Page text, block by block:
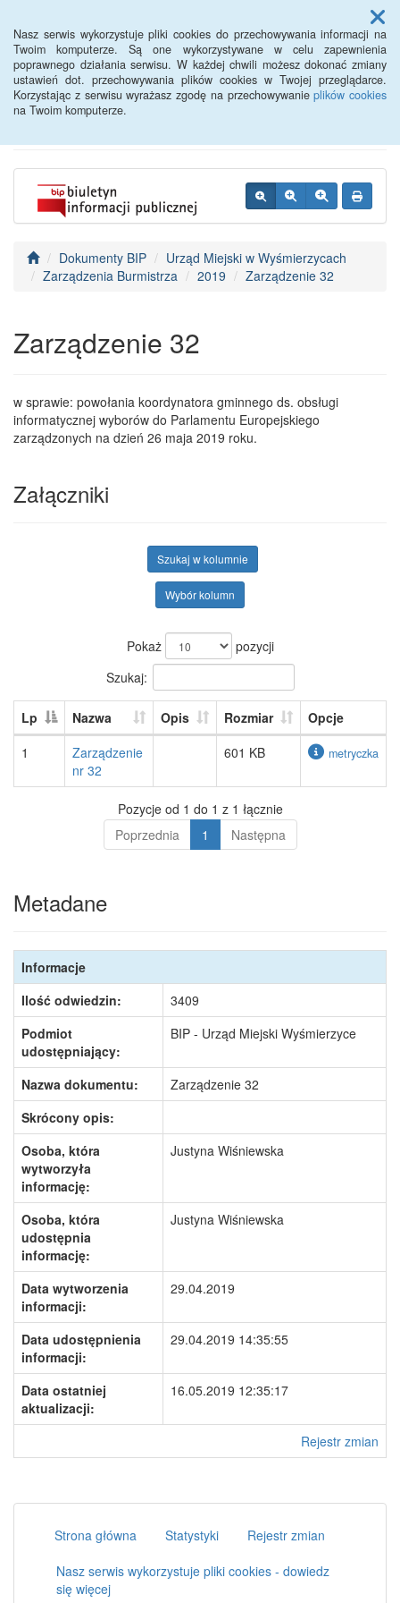
Nasz serwis wykorzystuje pliki cookies do przechowywania informacji na
Twoim komputerze. Są one wykorzystywane w celu zapewnienia
poprawnego działania serwisu. W każdej chwili możesz dokonać zmiany
ustawień dot. przechowywania plików cookies w Twojej przeglądarce.
Korzystając z serwisu wyrażasz zgodę na przechowywanieplików cookies
na Twoim komputerze.
Menu
BIP - Urząd Miejski
Wyśmierzyce
Dokumenty BIP
Urząd Miejski w Wyśmierzycach
Zarządzenia Burmistrza
2019 Zarządzenie 32
Zarządzenie 32
w sprawie: powołania koordynatora gminnego ds. obsługi
informatycznej wyborów do Parlamentu Europejskiego
zarządzonych na dzień 26 maja 2019 roku.
Załączniki
Szukaj w kolumnie
Wybór kolumn
Pokaż
pozycji
Szukaj:
Lp Nazwa Opis Rozmiar
Opcje
1
Zarządzenie
nr 32
601 KB metryczka
Pozycje od 1 do 1 z 1 łącznie
Poprzednia
1 Następna
Metadane
Informacje
Ilość odwiedzin:
3409
Podmiot
udostępniający:
BIP - Urząd Miejski Wyśmierzyce
Nazwa dokumentu:
Zarządzenie 32
Skrócony opis:
Osoba, która
wytworzyła
informację:
Justyna Wiśniewska
Osoba, która
udostępnia
informację:
Justyna Wiśniewska
Data wytworzenia
informacji:
29.04.2019
Data udostępnienia
informacji:
29.04.2019 14:35:55
Data ostatniej
aktualizacji:
16.05.2019 12:35:17
Rejestr zmian
Strona główna Statystyki
Rejestr zmian
Nasz serwis wykorzystuje pliki cookies - dowiedz
się więcej